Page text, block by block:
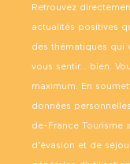
Parc des Berges
MUSEE
Noeux-les-Auxi,
LE MOULIN "LA
Retrouvez
actualités positives
des thématiques qui
vous sentir… bien.
maximum. En
données
de-France Tourisme
d’évasion et de